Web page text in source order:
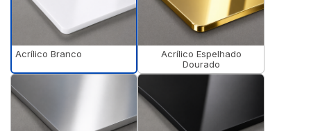
Acrílico Branco
Acrílico Espelhado
Dourado